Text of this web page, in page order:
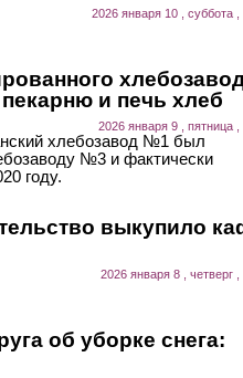
2026 января 10 , суббота ,
и печь хлеб
2026 января 9 , пятница ,
хлебозавод №1 был
№3 и фактически
году.
выкупило
2026 января 8 , четверг ,
об уборке снега: